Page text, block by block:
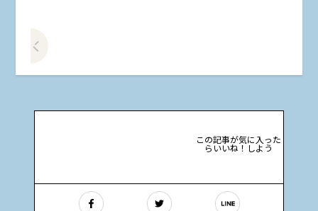
この記事が気に入った
らいいね！しよう